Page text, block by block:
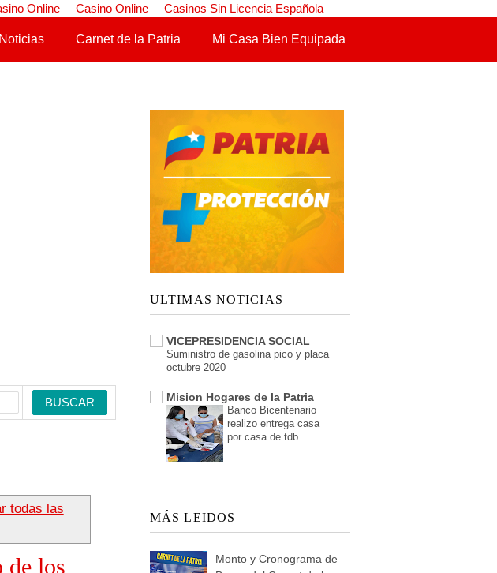
Online Casino Online Casinos Sin Licencia Española
Noticias Carnet de la Patria Mi Casa Bien Equipada
todas las
de los
ULTIMAS NOTICIAS
VICEPRESIDENCIA SOCIAL
Suministro de gasolina pico y placa
octubre 2020
Mision Hogares de la Patria
Banco Bicentenario
realizo entrega casa
por casa de tdb
MÁS LEIDOS
Monto y Cronograma de